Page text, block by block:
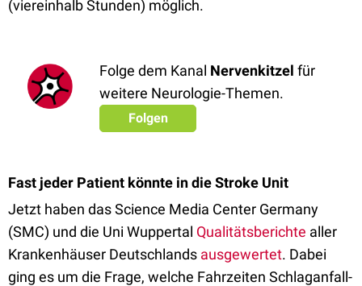
(viereinhalb Stunden) möglich.
Folge dem Kanal Nervenkitzel für
weitere Neurologie-Themen.
Folgen
Fast jeder Patient könnte in die Stroke Unit
Jetzt haben das Science Media Center Germany
(SMC) und die Uni Wuppertal Qualitätsberichte aller
Krankenhäuser Deutschlands ausgewertet. Dabei
ging es um die Frage, welche Fahrzeiten Schlaganfall-